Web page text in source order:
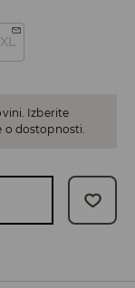
Izberite
o dostopnosti.